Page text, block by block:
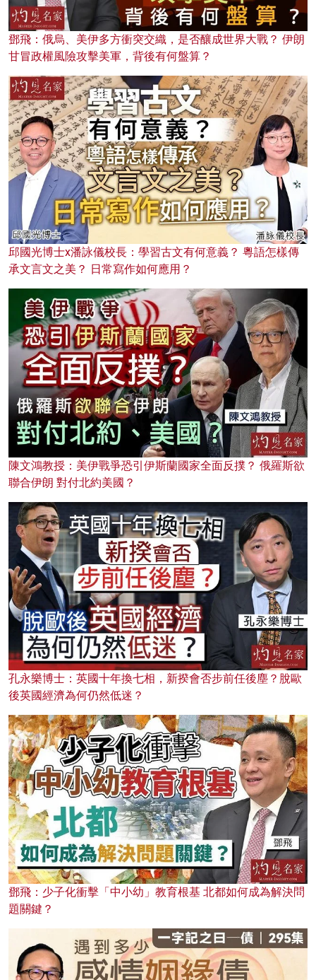
鄧飛：俄烏、美伊多方衝突交織，是否釀成世界大戰？ 伊朗
甘冒政權風險攻擊美軍，背後有何盤算？
邱國光博士x潘詠儀校長：學習古文有何意義？ 粵語怎樣傳
承文言文之美？ 日常寫作如何應用？
陳文鴻教授：美伊戰爭恐引伊斯蘭國家全面反撲？ 俄羅斯欲
聯合伊朗 對付北約美國？
孔永樂博士：英國十年換七相，新揆會否步前任後塵？脫歐
後英國經濟為何仍然低迷？
鄧飛：少子化衝擊「中小幼」教育根基 北都如何成為解決問
題關鍵？